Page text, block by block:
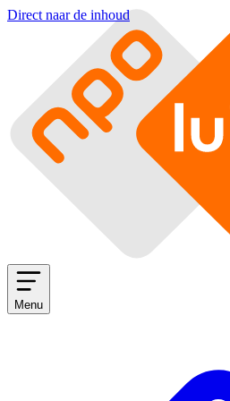
Direct naar de inhoud
Menu